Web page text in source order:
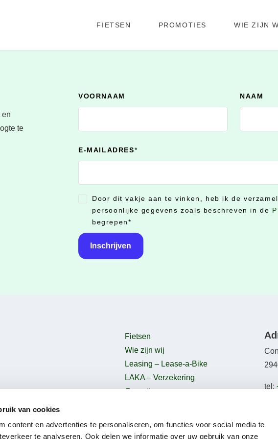
van cookies
content en advertenties te personaliseren, om functies voor social media te
te analyseren. Ook delen we informatie over uw gebruik van onze
FIETSEN PROMOTIES WIE ZIJN
en
te
VOORNAAM NAAM
E-MAILADRES*
CONSENT *
Door dit vakje aan te vinken, heb ik de
persoonlijke gegevens zoals beschreven in de
begrepen*
Fietsen
Wie zijn wij
Leasing – Lease-a-Bike
LAKA – Verzekering
Garantie
tel: